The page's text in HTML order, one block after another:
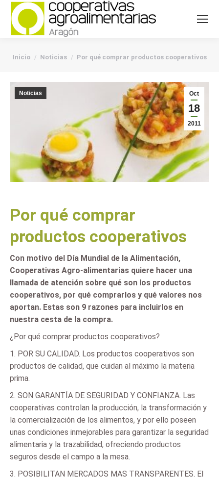
You are here:
Inicio Noticias Por qué comprar productos cooperativos
Oct
18
2011
Noticias
Por qué comprar
productos cooperativos
Con motivo del Día Mundial de la Alimentación,
Cooperativas Agro-alimentarias quiere hacer una
llamada de atención sobre qué son los productos
cooperativos, por qué comprarlos y qué valores nos
aportan. Estas son 9 razones para incluirlos en
nuestra cesta de la compra.
¿Por qué comprar productos cooperativos?
1. POR SU CALIDAD. Los productos cooperativos son
productos de calidad, que cuidan al máximo la materia
prima.
2. SON GARANTÍA DE SEGURIDAD Y CONFIANZA. Las
cooperativas controlan la producción, la transformación y
la comercialización de los alimentos, y por ello poseen
unas condiciones inmejorables para garantizar la seguridad
alimentaria y la trazabilidad, ofreciendo productos
seguros desde el campo a la mesa.
3. POSIBILITAN MERCADOS MAS TRANSPARENTES. El